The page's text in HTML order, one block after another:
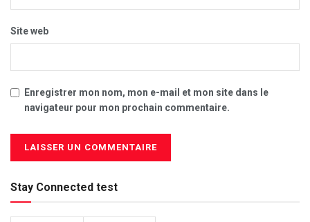
Site web
Enregistrer mon nom, mon e-mail et mon site dans le
navigateur pour mon prochain commentaire.
Stay Connected test